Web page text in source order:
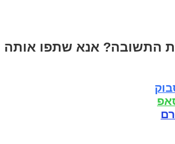
התשובה? אנא שתפו אותה